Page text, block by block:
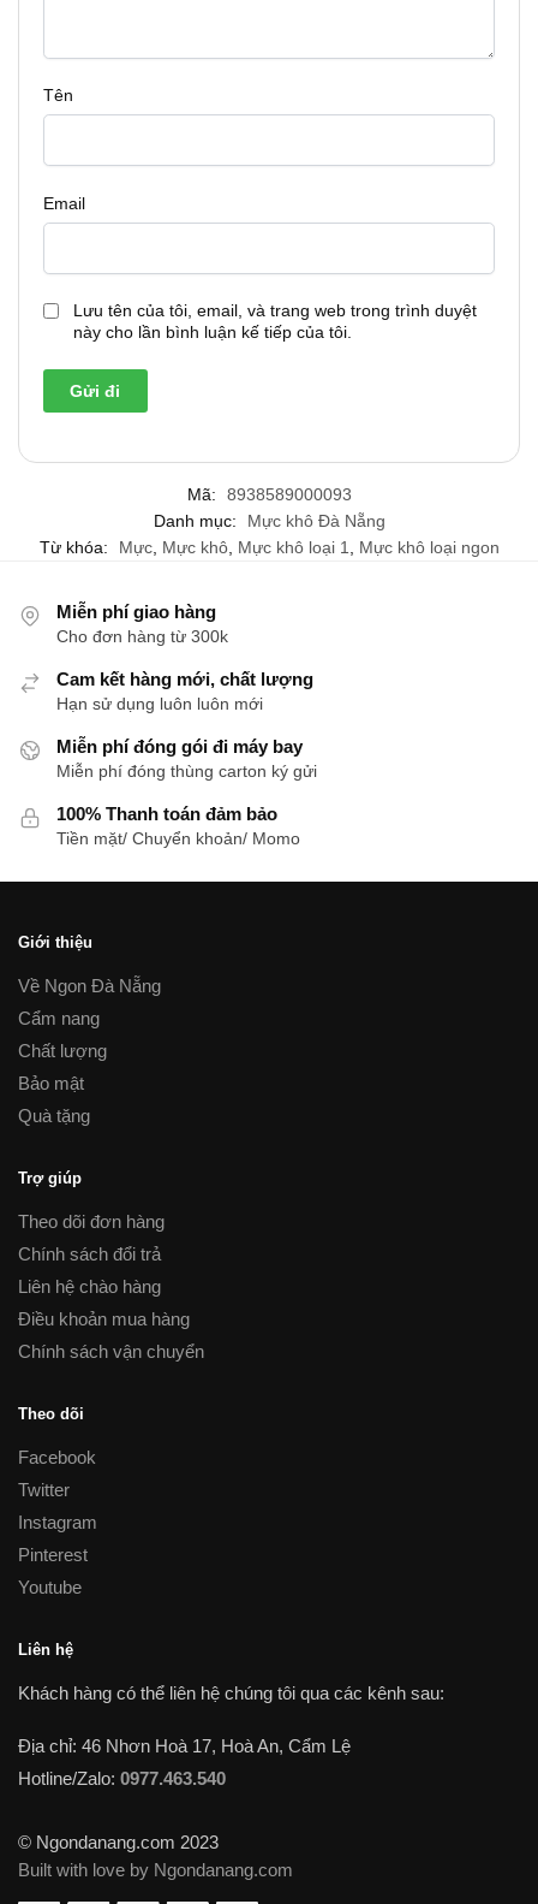
Tên
Email
Lưu tên của tôi, email, và trang web trong trình duyệt
này cho lần bình luận kế tiếp của tôi.
Mã:
8938589000093
Danh mục:
Mực khô Đà Nẵng
Từ khóa:
Mực, Mực khô, Mực khô loại 1 Mực khô loại ngon
Miễn phí giao hàng
Cho đơn hàng từ 300k
Cam kết hàng mới, chất lượng
Hạn sử dụng luôn luôn mới
Miễn phí đóng gói đi máy bay
Miễn phí đóng thùng carton ký gửi
100% Thanh toán đảm bảo
Tiền mặt/ Chuyển khoản/ Momo
Giới thiệu
Về Ngon Đà Nẵng
Cẩm nang
Chất lượng
Bảo mật
Quà tặng
Trợ giúp
Theo dõi đơn hàng
Chính sách đổi trả
Liên hệ chào hàng
Điều khoản mua hàng
Chính sách vận chuyển
Theo dõi
Facebook
Twitter
Instagram
Pinterest
Youtube
Liên hệ
Khách hàng có thể liên hệ chúng tôi qua các kênh sau:
Địa chỉ: 46 Nhơn Hoà 17, Hoà An, Cẩm Lệ
Hotline/Zalo: 0977.463.540
© Ngondanang.com 2023
Built with love by Ngondanang.com